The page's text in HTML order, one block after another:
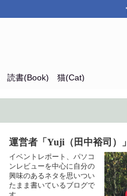
読書(Book) 猫(Cat)
運営者「Yuji（田中裕司）」
イベントレポート、パソコ
ンレビューを中心に自分の
興味のあるネタを思いつい
たまま書いているブログで